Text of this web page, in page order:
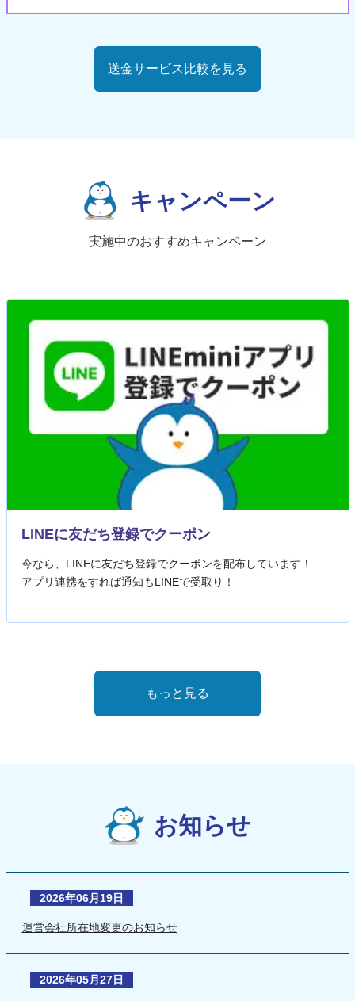
送金サービス比較を見る
キャンペーン
実施中のおすすめキャンペーン
LINEに友だち登録でクーポン
今なら、LINEに友だち登録でクーポンを配布しています！
アプリ連携をすれば通知もLINEで受取り！
もっと見る
お知らせ
2026年06月19日
運営会社所在地変更のお知らせ
2026年05月27日